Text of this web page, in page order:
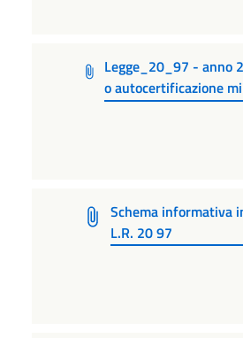
Legge_20_97 - anno
o autocertificazione
Schema informativa
L.R. 20 97